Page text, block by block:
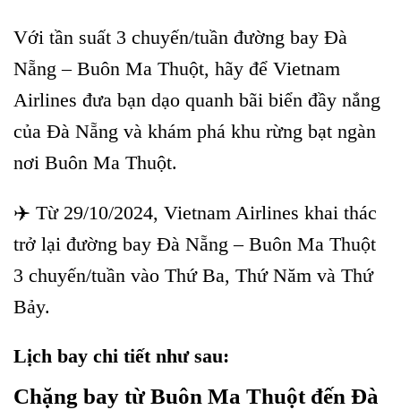
Với tần suất 3 chuyến/tuần đường bay Đà
Nẵng – Buôn Ma Thuột, hãy để Vietnam
Airlines đưa bạn dạo quanh bãi biển đầy nắng
của Đà Nẵng và khám phá khu rừng bạt ngàn
nơi Buôn Ma Thuột.
✈️ Từ 29/10/2024, Vietnam Airlines khai thác
trở lại đường bay Đà Nẵng – Buôn Ma Thuột
3 chuyến/tuần vào Thứ Ba, Thứ Năm và Thứ
Bảy.
Lịch bay chi tiết như sau:
Chặng bay từ Buôn Ma Thuột đến Đà